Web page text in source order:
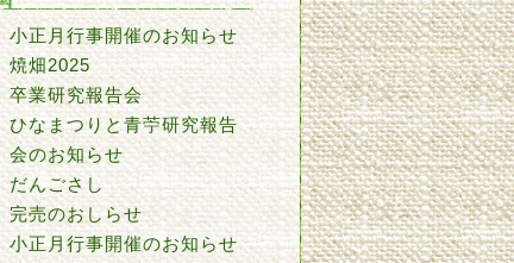
小正月行事開催のお知らせ
焼畑2025
卒業研究報告会
ひなまつりと青苧研究報告
会のお知らせ
だんごさし
完売のおしらせ
小正月行事開催のお知らせ